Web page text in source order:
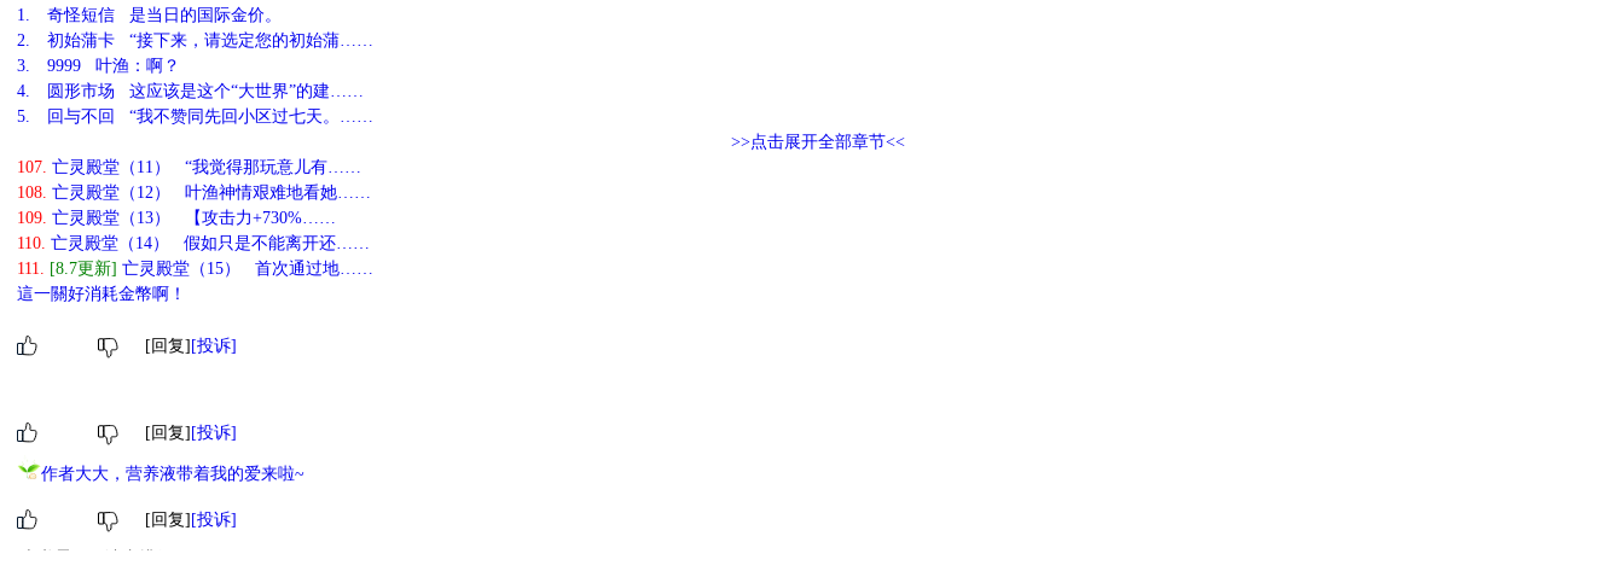
1.
奇怪短信 是当日的国际金价。
2.
初始蒲卡 “接下来，请选定您的初始蒲……
3.
9999 叶渔：啊？
4.
圆形市场 这应该是这个“大世界”的建……
5.
回与不回 “我不赞同先回小区过七天。……
>>点击展开全部章节<<
107. 亡灵殿堂（11） “我觉得那玩意儿有……
108. 亡灵殿堂（12） 叶渔神情艰难地看她……
109. 亡灵殿堂（13） 【攻击力+730%……
110. 亡灵殿堂（14） 假如只是不能离开还……
111. [8.7更新] 亡灵殿堂（15） 首次通过地……
這一關好消耗金幣啊！
[回复] [投诉]
[回复] [投诉]
作者大大，营养液带着我的爱来啦~
[回复] [投诉]